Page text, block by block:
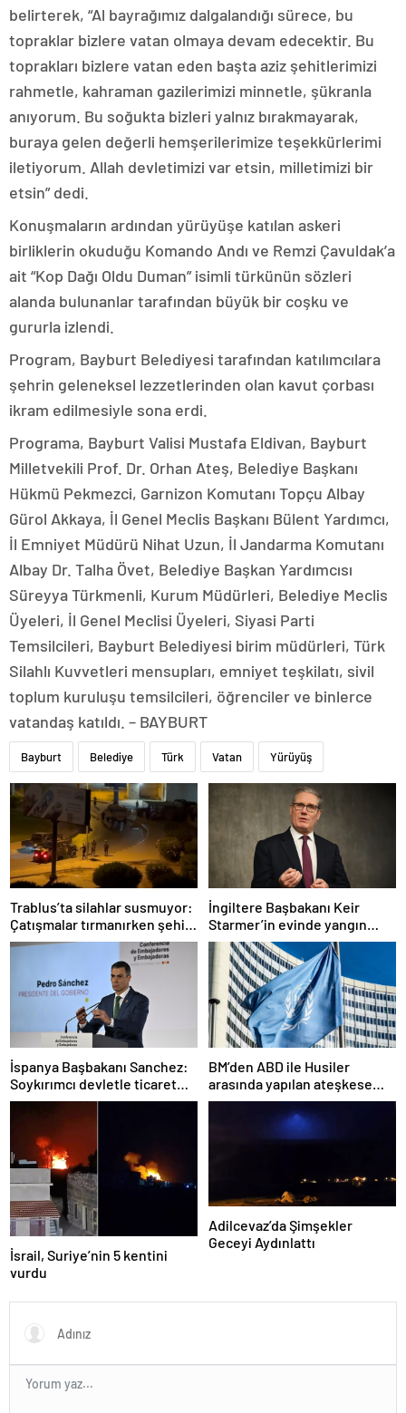
belirterek, “Al bayrağımız dalgalandığı sürece, bu
topraklar bizlere vatan olmaya devam edecektir. Bu
toprakları bizlere vatan eden başta aziz şehitlerimizi
rahmetle, kahraman gazilerimizi minnetle, şükranla
anıyorum. Bu soğukta bizleri yalnız bırakmayarak,
buraya gelen değerli hemşerilerimize teşekkürlerimi
iletiyorum. Allah devletimizi var etsin, milletimizi bir
etsin” dedi.
Konuşmaların ardından yürüyüşe katılan askeri
birliklerin okuduğu Komando Andı ve Remzi Çavuldak’a
ait “Kop Dağı Oldu Duman” isimli türkünün sözleri
alanda bulunanlar tarafından büyük bir coşku ve
gururla izlendi.
Program, Bayburt Belediyesi tarafından katılımcılara
şehrin geleneksel lezzetlerinden olan kavut çorbası
ikram edilmesiyle sona erdi.
Programa, Bayburt Valisi Mustafa Eldivan, Bayburt
Milletvekili Prof. Dr. Orhan Ateş, Belediye Başkanı
Hükmü Pekmezci, Garnizon Komutanı Topçu Albay
Gürol Akkaya, İl Genel Meclis Başkanı Bülent Yardımcı,
İl Emniyet Müdürü Nihat Uzun, İl Jandarma Komutanı
Albay Dr. Talha Övet, Belediye Başkan Yardımcısı
Süreyya Türkmenli, Kurum Müdürleri, Belediye Meclis
Üyeleri, İl Genel Meclisi Üyeleri, Siyasi Parti
Temsilcileri, Bayburt Belediyesi birim müdürleri, Türk
Silahlı Kuvvetleri mensupları, emniyet teşkilatı, sivil
toplum kuruluşu temsilcileri, öğrenciler ve binlerce
vatandaş katıldı. – BAYBURT
Bayburt Belediye Türk Vatan Yürüyüş
Trablus’ta silahlar susmuyor:
Çatışmalar tırmanırken şehir
alarmda
İngiltere Başbakanı Keir
Starmer’in evinde yangın
çıktı
İspanya Başbakanı Sanchez:
Soykırımcı devletle ticaret
yapmayız
BM’den ABD ile Husiler
arasında yapılan ateşkese
ilişkin değerlendirme
İsrail, Suriye’nin 5 kentini
vurdu
Adilcevaz’da Şimşekler
Geceyi Aydınlattı